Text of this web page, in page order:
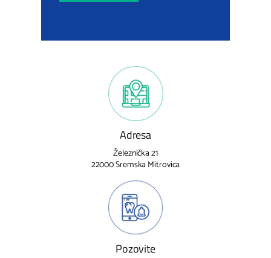
Adresa
Železnička 21
22000 Sremska Mitrovica
Pozovite